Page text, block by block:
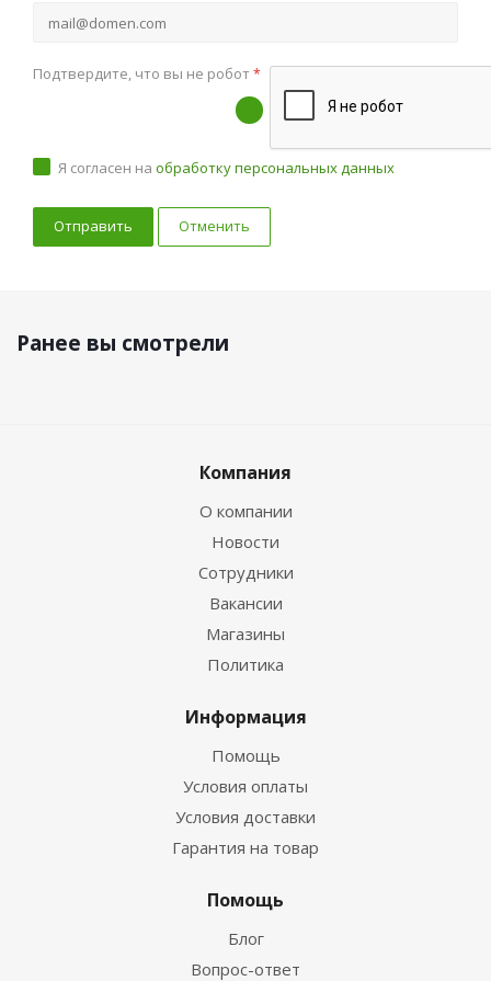
Подтвердите, что вы не робот*
Я согласен на обработку персональных данных
Отменить
Ранее вы смотрели
Компания
О компании
Новости
Сотрудники
Вакансии
Магазины
Политика
Информация
Помощь
Условия оплаты
Условия доставки
Гарантия на товар
Помощь
Блог
Вопрос-ответ